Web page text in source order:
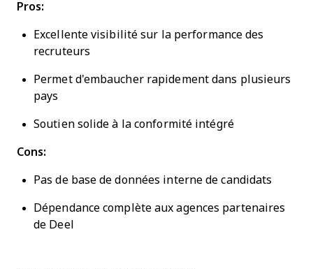
Pros:
Excellente visibilité sur la performance des
recruteurs
Permet d'embaucher rapidement dans plusieurs
pays
Soutien solide à la conformité intégré
Cons:
Pas de base de données interne de candidats
Dépendance complète aux agences partenaires
de Deel